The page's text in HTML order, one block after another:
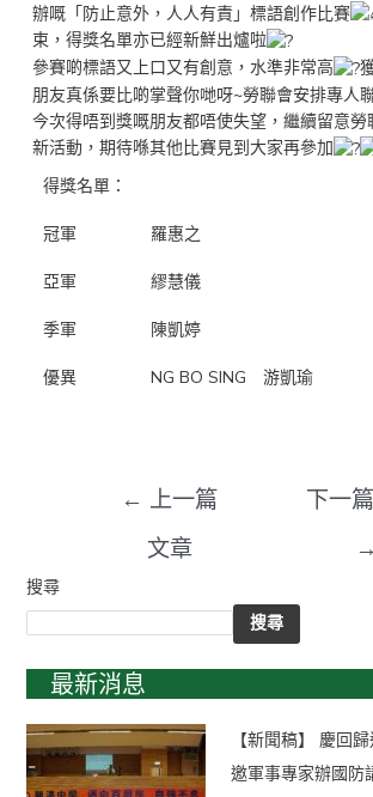
辦嘅「防止意外，人人有責」標語創作比賽
束，得獎名單亦已經新鮮出爐啦
參賽啲標語又上口又有創意，水準非常高
朋友真係要比啲掌聲你哋呀~勞聯會安排專人
今次得唔到獎嘅朋友都唔使失望，繼續留意勞
新活動，期待喺其他比賽見到大家再參加
得獎名單：
冠軍 羅惠之
亞軍 繆慧儀
季軍 陳凱婷
優異 NG BO SING 游凱瑜
← 上一篇
文章
下一
→
搜尋
搜尋
最新消息
【新聞稿】 慶回
邀軍事專家辦國防